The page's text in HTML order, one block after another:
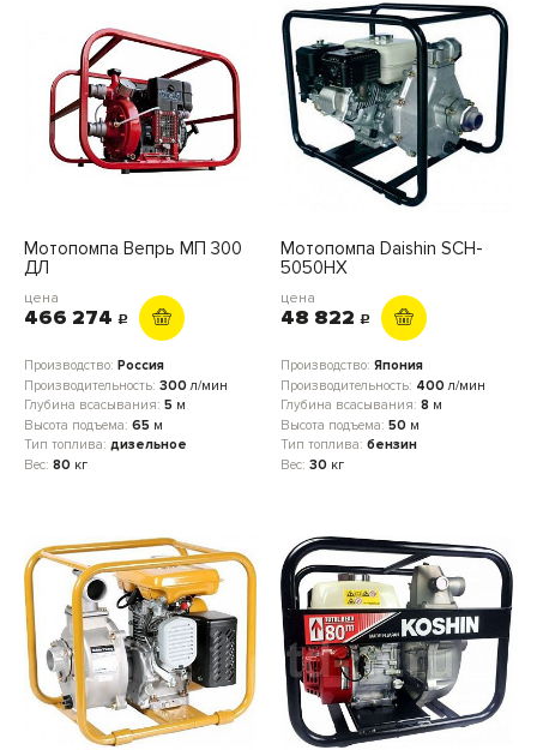
Мотопомпа Вепрь МП 300
ДЛ
цена
466 274 c
Производство: Россия
Производительность: 300 л/мин
Глубина всасывания: 5 м
Высота подъема: 65 м
Тип топлива: дизельное
Вес: 80 кг
Мотопомпа Daishin SCH-
5050HX
цена
48 822 c
Производство: Япония
Производительность: 400 л/мин
Глубина всасывания: 8 м
Высота подъема: 50 м
Тип топлива: бензин
Вес: 30 кг